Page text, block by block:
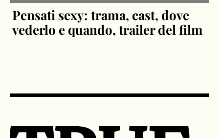
Pensati sexy: trama, cast, dove
vederlo e quando, trailer del film